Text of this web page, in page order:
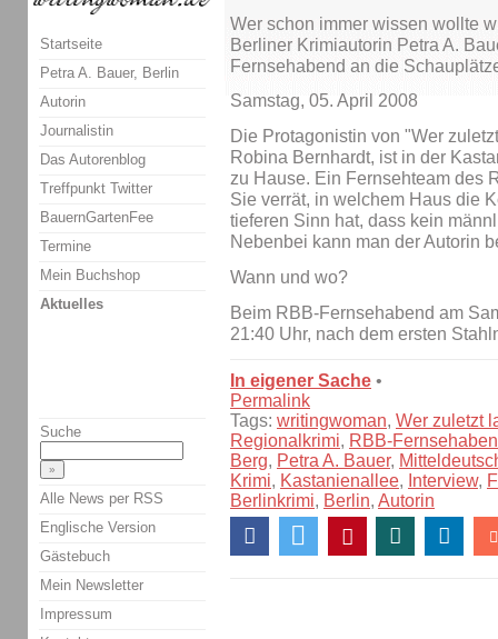
Wer schon immer wissen wollte
Berliner Krimiautorin Petra A.
Fernsehabend an die
Samstag, 05. April 2008
Die Protagonistin von "Wer
Robina Bernhardt, ist in der
zu Hause. Ein Fernsehteam des
Sie verrät, in welchem Haus die
tieferen Sinn hat, dass kein
Nebenbei kann man der Autorin
Wann und wo?
Beim RBB-Fernsehabend am
21:40 Uhr, nach dem ersten
In eigener Sache •
Permalink
Tags: writingwoman, Wer zuletzt
Regionalkrimi, RBB-
Berg, Petra A. Bauer,
Krimi, Kastanienallee, Interview,
Berlinkrimi, Berlin, Autorin
Startseite
Petra A. Bauer, Berlin
Autorin
Journalistin
Das Autorenblog
Treffpunkt Twitter
BauernGartenFee
Termine
Mein Buchshop
Aktuelles
Suche
Alle News per RSS
Englische Version
Gästebuch
Mein Newsletter
Impressum